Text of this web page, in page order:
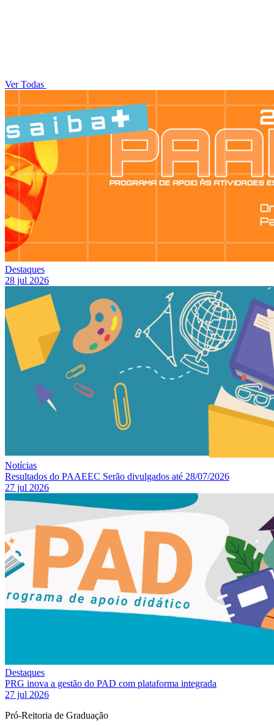
Ver Todas
Destaques
28 jul 2026
Notícias
Resultados do PAAEEC Serão divulgados até 28/07/2026
27 jul 2026
Destaques
PRG inova a gestão do PAD com plataforma integrada
27 jul 2026
Pró-Reitoria de Graduação